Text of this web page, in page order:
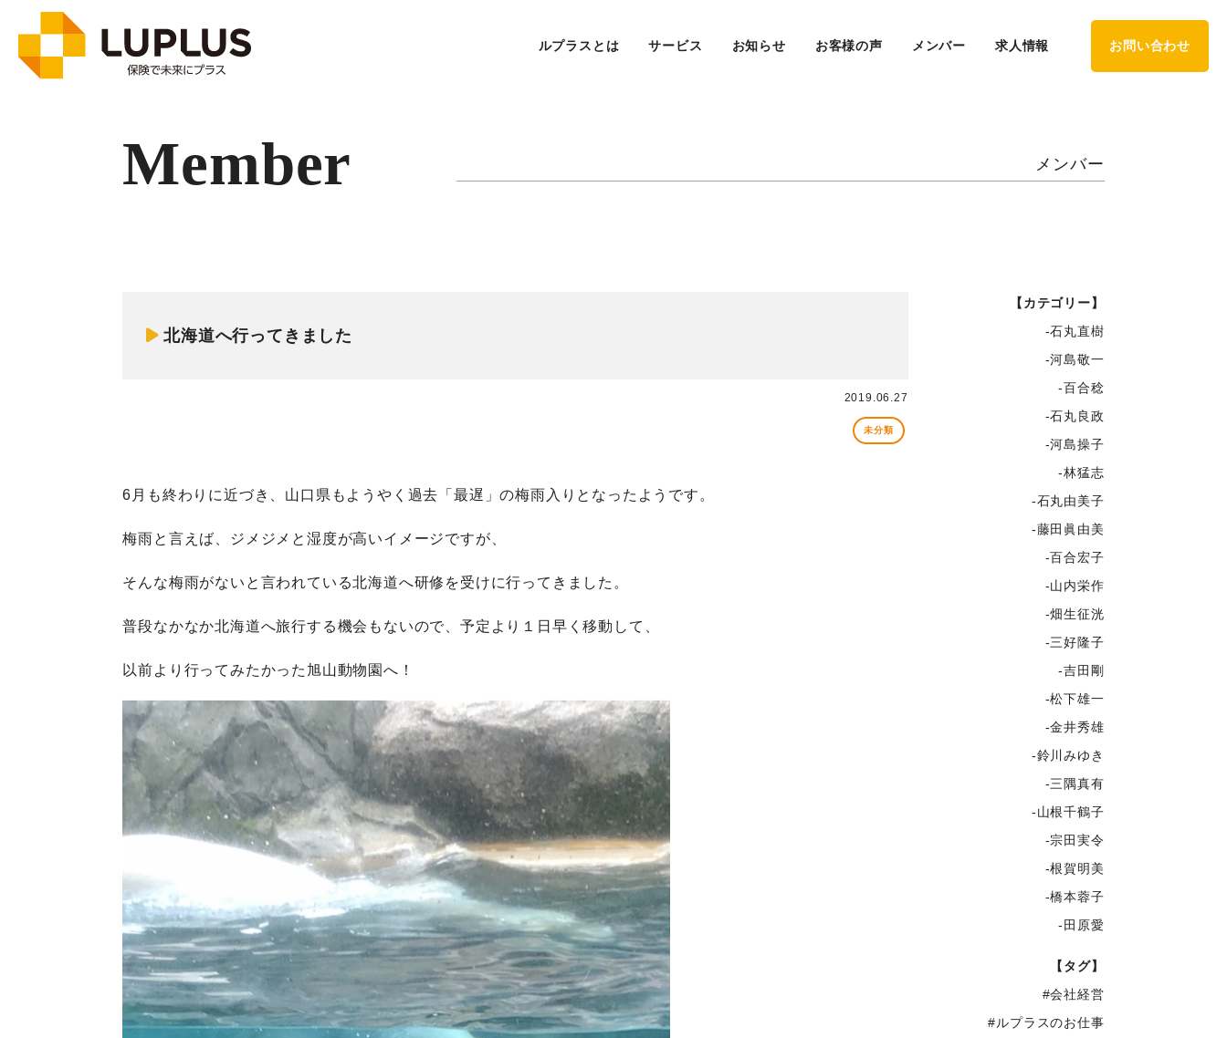
ルプラスとは サービス お知らせ お客様の声 メンバー 求人情報 お問い合わせ
Member メンバー
北海道へ行ってきました
2019.06.27
未分類
6月も終わりに近づき、山口県もようやく過去「最遅」の梅雨入りとなったようです。
梅雨と言えば、ジメジメと湿度が高いイメージですが、
そんな梅雨がないと言われている北海道へ研修を受けに行ってきました。
普段なかなか北海道へ旅行する機会もないので、予定より１日早く移動して、
以前より行ってみたかった旭山動物園へ！
【カテゴリー】
-石丸直樹
-河島敬一
-百合稔
-石丸良政
-河島操子
-林猛志
-石丸由美子
-藤田眞由美
-百合宏子
-山内栄作
-畑生征洸
-三好隆子
-吉田剛
-松下雄一
-金井秀雄
-鈴川みゆき
-三隅真有
-山根千鶴子
-宗田実令
-根賀明美
-橋本蓉子
-田原愛
【タグ】
#会社経営
#ルプラスのお仕事